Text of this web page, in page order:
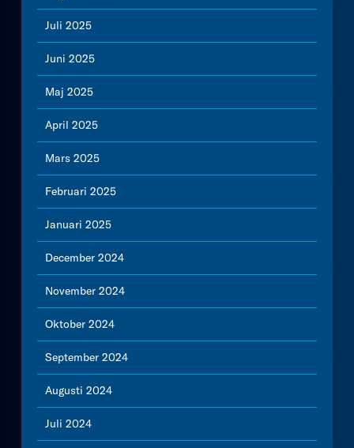
Juli 2025
Juni 2025
Maj 2025
April 2025
Mars 2025
Februari 2025
Januari 2025
December 2024
November 2024
Oktober 2024
September 2024
Augusti 2024
Juli 2024